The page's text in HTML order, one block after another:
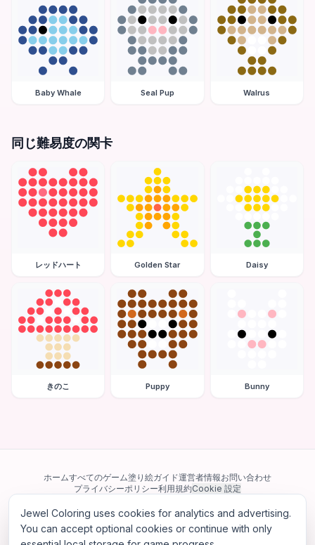
Baby Whale Seal Pup Walrus
同じ難易度の関卡
レッドハート Golden Star Daisy
きのこ Puppy Bunny
ホームすべてのゲーム塗り絵ガイド運営者情報お問い合わせ
プライバシーポリシー利用規約Cookie 設定
当サイトは Google AdSense を含む第三者広告ネットワークを利用してい
ます。一部のサードパーティ Cookie を使用してパーソナライズ広告を配信
する場合があります。
Jewel Coloring uses cookies for analytics and advertising.
You can accept optional cookies or continue with only